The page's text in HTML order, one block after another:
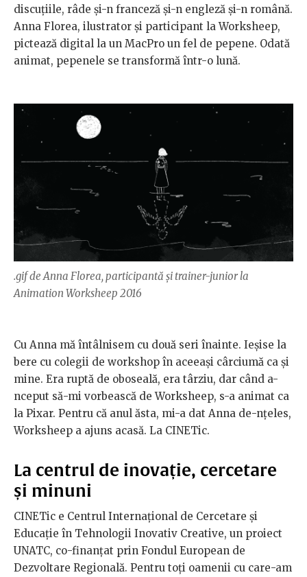
discuțiile, râde și-n franceză și-n engleză și-n română.
Anna Florea, ilustrator și participant la Worksheep,
pictează digital la un MacPro un fel de pepene. Odată
animat, pepenele se transformă într-o lună.
.gif de Anna Florea, participantă și trainer-junior la
Animation Worksheep 2016
Cu Anna mă întâlnisem cu două seri înainte. Ieșise la
bere cu colegii de workshop în aceeași cârciumă ca și
mine. Era ruptă de oboseală, era târziu, dar când a-
nceput să-mi vorbească de Worksheep, s-a animat ca
la Pixar. Pentru că anul ăsta, mi-a dat Anna de-nțeles,
Worksheep a ajuns acasă. La CINETic.
La centrul de inovație, cercetare
și minuni
CINETic e Centrul Internațional de Cercetare și
Educație în Tehnologii Inovativ Creative, un proiect
UNATC, co-finanțat prin Fondul European de
Dezvoltare Regională. Pentru toți oamenii cu care-am